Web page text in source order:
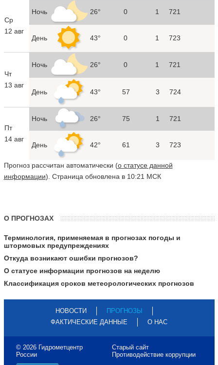
Ср
12 авг
Ночь 26° 0 1 721
День 43° 0 1 723
Чт
13 авг
Ночь 26° 0 1 721
День 43° 57 3 724
Пт
14 авг
Ночь 26° 75 1 721
День 42° 61 3 723
Прогноз рассчитан автоматически (о статусе данной
информации). Страница обновлена в 10:21 МСК
О ПРОГНОЗАХ
Терминология, применяемая в прогнозах погоды и
штормовых предупреждениях
Откуда возникают ошибки прогнозов?
О статусе информации прогнозов на неделю
Классификация сроков метеорологических прогнозов
НОВОСТИ
ПРОГНОЗЫ
ФАКТИЧЕСКИЕ ДАННЫЕ
О НАС
© 2026 Гидрометцентр
России
Старый сайт
Противодействие коррупции